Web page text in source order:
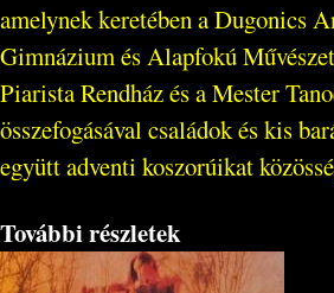
amelynek keretében a Dugonics
Gimnázium és Alapfokú
Piarista Rendház és a Mester
összefogásával családok és kis
együtt adventi koszorúikat
További részletek